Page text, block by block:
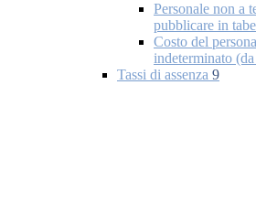
Personale non a
pubblicare in
Costo del
indeterminato
Tassi di assenza 9